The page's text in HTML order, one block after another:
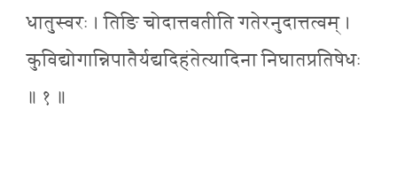
धातुस्वरः । तिङि चोदात्तवतीति गतेरनुदात्तत्वम् ।
कुविद्योगान्निपातैर्यद्यदिहंतेत्यादिना निघातप्रतिषेधः
॥ १ ॥